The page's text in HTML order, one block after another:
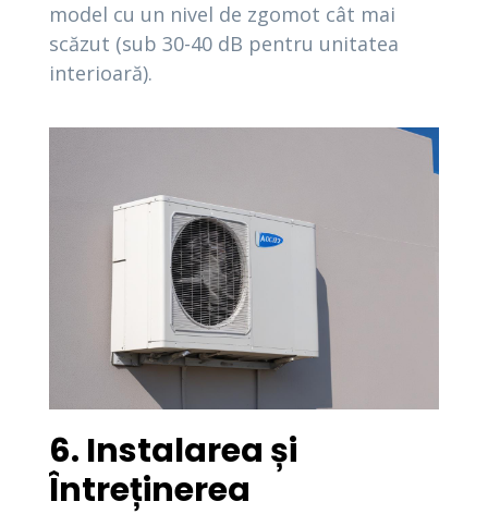
model cu un nivel de zgomot cât mai
scăzut (sub 30-40 dB pentru unitatea
interioară).
6. Instalarea și
Întreținerea